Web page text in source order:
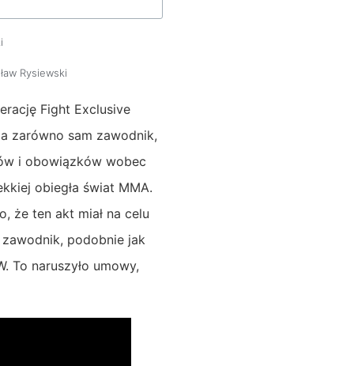
Rysiewski
Fight Exclusive
zarówno sam zawodnik,
i obowiązków wobec
obiegła świat MMA.
że ten akt miał na celu
podobnie jak
To naruszyło umowy,